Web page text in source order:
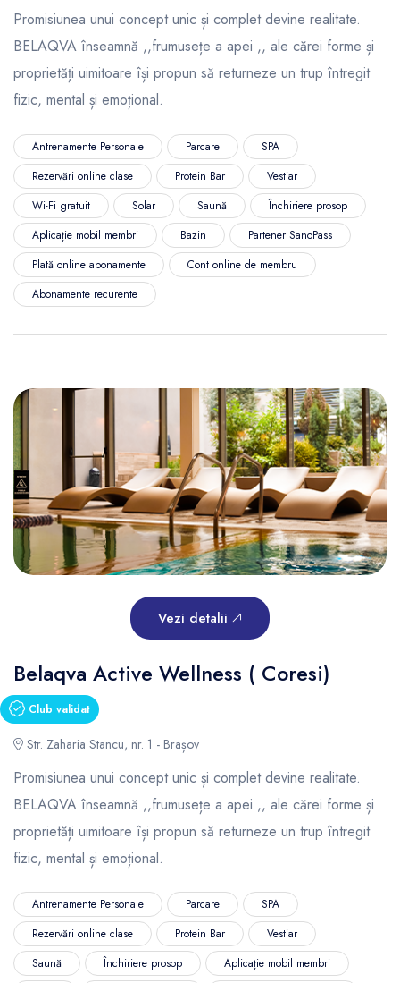
Promisiunea unui concept unic și complet devine realitate.
BELAQVA înseamnă ,,frumusețe a apei ,, ale cărei forme și
proprietăți uimitoare își propun să returneze un trup întregit
fizic, mental și emoțional.
Antrenamente Personale Parcare
SPA
Rezervări online clase
Protein Bar
Vestiar
Wi-Fi gratuit
Solar Saună
Închiriere prosop
Aplicație mobil membri
Bazin
Partener SanoPass
Plată online abonamente
Cont online de membru
Abonamente recurente
Vezi detalii
Belaqva Active Wellness ( Coresi)
Club validat
Str. Zaharia Stancu, nr. 1 - Brașov
Promisiunea unui concept unic și complet devine realitate.
BELAQVA înseamnă ,,frumusețe a apei ,, ale cărei forme și
proprietăți uimitoare își propun să returneze un trup întregit
fizic, mental și emoțional.
Antrenamente Personale Parcare
SPA
Rezervări online clase
Protein Bar
Vestiar
Saună
Închiriere prosop
Aplicație mobil membri